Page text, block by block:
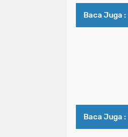
Baca Juga :
Baca Juga :